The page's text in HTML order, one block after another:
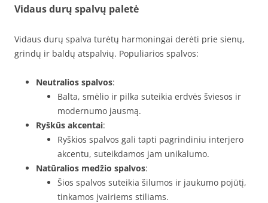
Vidaus durų spalvų paletė
Vidaus durų spalva turėtų harmoningai derėti prie sienų,
grindų ir baldų atspalvių. Populiarios spalvos:
Neutralios spalvos:
Balta, smėlio ir pilka suteikia erdvės šviesos ir
modernumo jausmą.
Ryškūs akcentai:
Ryškios spalvos gali tapti pagrindiniu interjero
akcentu, suteikdamos jam unikalumo.
Natūralios medžio spalvos:
Šios spalvos suteikia šilumos ir jaukumo pojūtį,
tinkamos įvairiems stiliams.